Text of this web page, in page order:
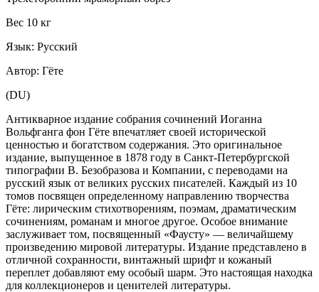
Вес 10 кг
Язык: Русский
Автор: Гёте
(DU)
Антикварное издание собрания сочинений Иоганна
Вольфганга фон Гёте впечатляет своей исторической
ценностью и богатством содержания. Это оригинальное
издание, выпущенное в 1878 году в Санкт-Петербургской
типографии В. Безобразова и Компании, с переводами на
русский язык от великих русских писателей. Каждый из 10
томов посвящен определенному направлению творчества
Гёте: лирическим стихотворениям, поэмам, драматическим
сочинениям, романам и многое другое. Особое внимание
заслуживает том, посвященный «Фаусту» — величайшему
произведению мировой литературы. Издание представлено в
отличной сохранности, винтажный шрифт и кожаный
переплет добавляют ему особый шарм. Это настоящая находка
для коллекционеров и ценителей литературы.